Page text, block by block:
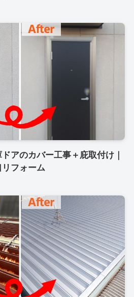
アのカバー工事＋庇取付け｜
フォーム